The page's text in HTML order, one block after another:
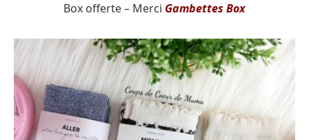
Box offerte – Merci Gambettes Box